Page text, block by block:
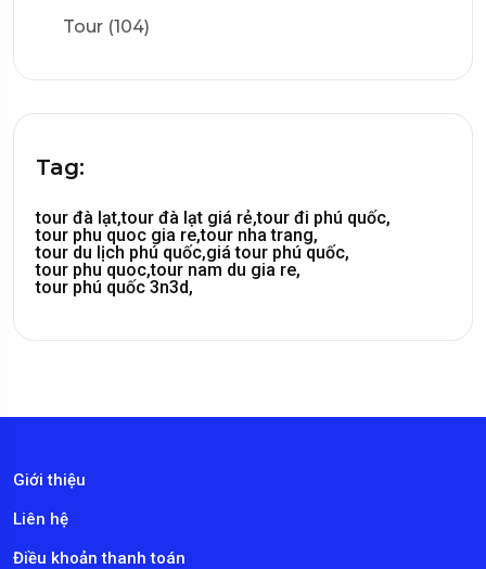
Tour (104)
Tag:
tour đà lạt,tour đà lạt giá rẻ,tour đi phú quốc,
tour phu quoc gia re,tour nha trang,
tour du lịch phú quốc,giá tour phú quốc,
tour phu quoc,tour nam du gia re,
tour phú quốc 3n3d,
Giới thiệu
Liên hệ
Điều khoản thanh toán